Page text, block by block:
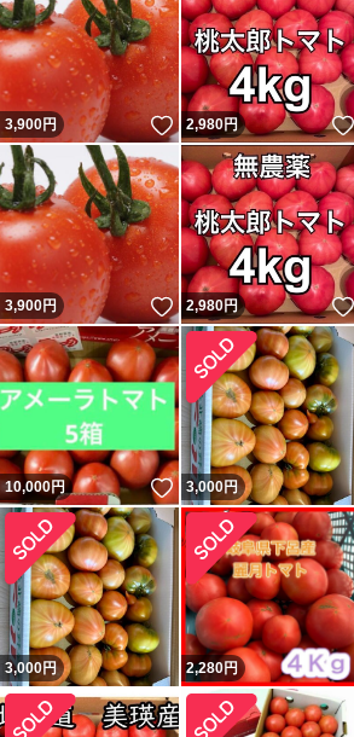
3,900円 いいね！
2,980円
3,900円 いいね！
2,980円
10,000円 いいね！
3,000円
3,000円 2,280円